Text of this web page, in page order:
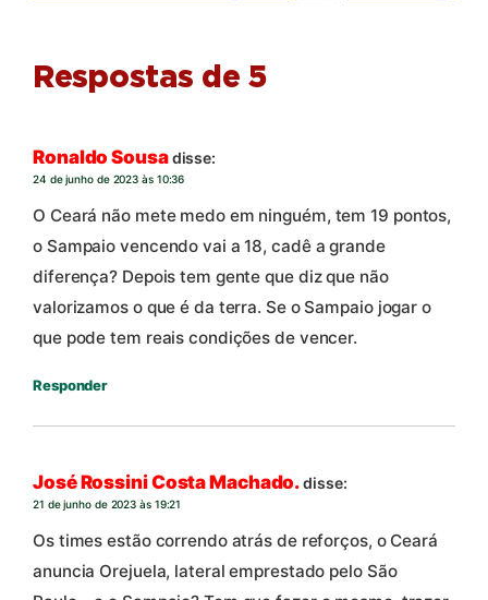
Respostas de 5
Ronaldo Sousadisse:
24 de junho de 2023 às 10:36
O Ceará não mete medo em ninguém, tem 19 pontos,
o Sampaio vencendo vai a 18, cadê a grande
diferença? Depois tem gente que diz que não
valorizamos o que é da terra. Se o Sampaio jogar o
que pode tem reais condições de vencer.
Responder
José Rossini Costa Machado.disse:
21 de junho de 2023 às 19:21
Os times estão correndo atrás de reforços, o Ceará
anuncia Orejuela, lateral emprestado pelo São